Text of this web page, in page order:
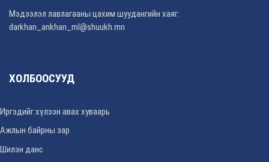
Мэдээлэл лавлагааны цахим шуудангийн хаяг:
darkhan_ankhan_ml@shuukh.mn
ХОЛБООСУУД
Иргэдийг хүлээн авах хуваарь
Ажлын байрны зар
Шилэн данс